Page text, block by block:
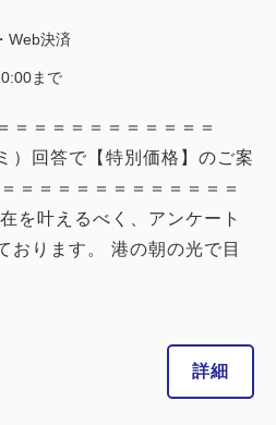
税・サービス料込
23,620
ジュアルツイン：
130cm×2
Web決済
まで
＝＝＝＝＝＝＝＝＝＝＝
）回答で【特別価格】のご案
＝＝＝＝＝＝＝＝＝＝＝＝
を叶えるべく、アンケート
おります。 港の朝の光で目
詳細